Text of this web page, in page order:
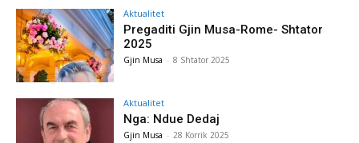
Aktualitet
Pregaditi Gjin Musa-Rome- Shtator
2025
Gjin Musa - 8 Shtator 2025
Aktualitet
Nga: Ndue Dedaj
Gjin Musa - 28 Korrik 2025